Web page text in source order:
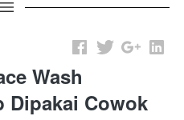
Wash
Dipakai Cowok